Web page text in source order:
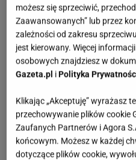
możesz się sprzeciwić,
Zaawansowanych” lub przez
zależności od zakresu
jest kierowany. Więcej
osobowych znajdziesz w
Gazeta.pl iPolityka
Klikając „Akceptuję” wyrażasz
przechowywanie plików cookie
Zaufanych Partnerów i Agora
końcowym. Możesz w każdej
dotyczące plików cookie,